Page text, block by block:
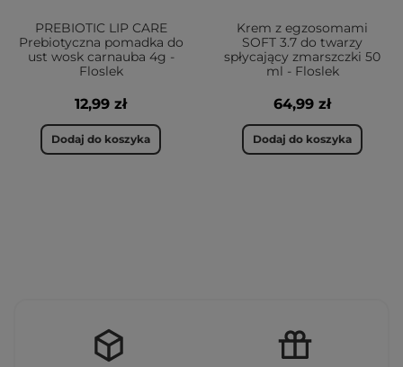
PREBIOTIC LIP CARE
Prebiotyczna pomadka do
ust wosk carnauba 4g -
Floslek
12,99 zł
Dodaj do koszyka
Krem z egzosomami
SOFT 3.7 do twarzy
spłycający zmarszczki 50
ml - Floslek
64,99 zł
Dodaj do koszyka